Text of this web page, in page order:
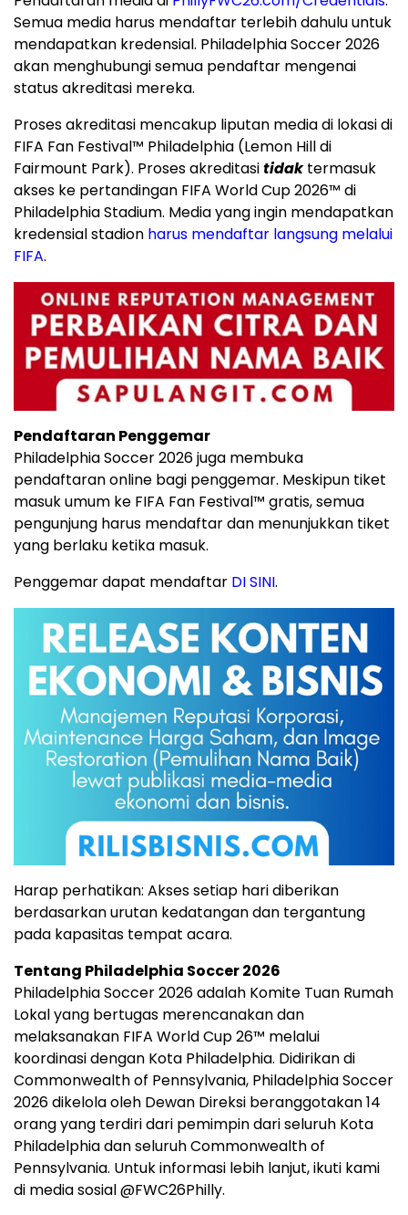
Semua media harus mendaftar terlebih dahulu untuk
mendapatkan kredensial. Philadelphia Soccer 2026
akan menghubungi semua pendaftar mengenai
status akreditasi mereka.
Proses akreditasi mencakup liputan media di lokasi di
FIFA Fan Festival™ Philadelphia (Lemon Hill di
Fairmount Park). Proses akreditasitidaktermasuk
akses ke pertandingan FIFA World Cup 2026™ di
Philadelphia Stadium. Media yang ingin mendapatkan
kredensial stadion harus mendaftar langsung melalui
FIFA.
Pendaftaran Penggemar
Philadelphia Soccer 2026 juga membuka
pendaftaran online bagi penggemar. Meskipun tiket
masuk umum ke FIFA Fan Festival™ gratis, semua
pengunjung harus mendaftar dan menunjukkan tiket
yang berlaku ketika masuk.
Penggemar dapat mendaftar DI SINI.
Harap perhatikan: Akses setiap hari diberikan
berdasarkan urutan kedatangan dan tergantung
pada kapasitas tempat acara.
Tentang Philadelphia Soccer 2026
Philadelphia Soccer 2026 adalah Komite Tuan Rumah
Lokal yang bertugas merencanakan dan
melaksanakan FIFA World Cup 26™ melalui
koordinasi dengan Kota Philadelphia. Didirikan di
Commonwealth of Pennsylvania, Philadelphia Soccer
2026 dikelola oleh Dewan Direksi beranggotakan 14
orang yang terdiri dari pemimpin dari seluruh Kota
Philadelphia dan seluruh Commonwealth of
Pennsylvania. Untuk informasi lebih lanjut, ikuti kami
di media sosial @FWC26Philly.